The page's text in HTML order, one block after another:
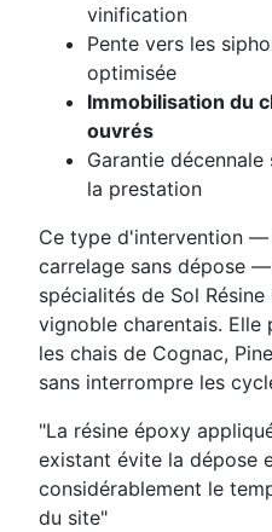
vinification
Pente vers les
optimisée
Immobilisation du
ouvrés
Garantie
la prestation
Ce type d'intervention —
carrelage sans dépose
spécialités de Sol
vignoble charentais.
les chais de Cognac,
sans interrompre les
"La résine époxy
existant évite la dépose
considérablement le
du site"